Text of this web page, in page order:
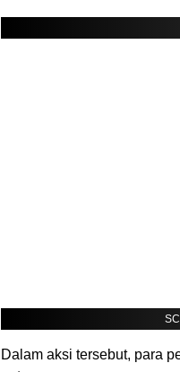
Dalam aksi tersebut, para